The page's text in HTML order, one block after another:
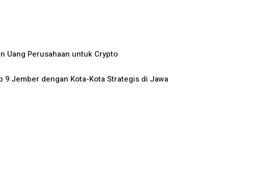
Uang Perusahaan untuk Crypto
9 Jember dengan Kota-Kota Strategis di Jawa